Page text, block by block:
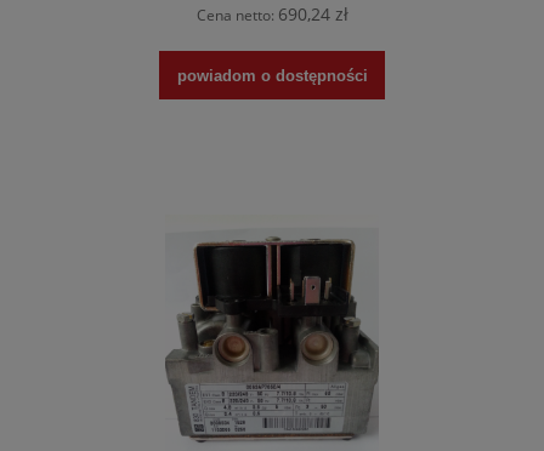
Cena netto: 690,24 zł
powiadom o dostępności